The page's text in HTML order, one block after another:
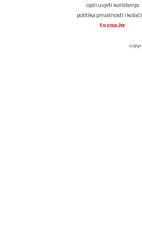
opći uvjeti korištenja
politika privatnosti i
tocno.hr